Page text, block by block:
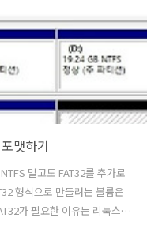
맷하기
말고도 FAT32를 추가로
형식으로 만들려는 볼륨은
가 필요한 이유는 리눅스에
트 할려면 FAT32 형식만 가